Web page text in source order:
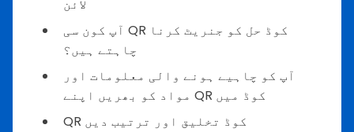
لائن
آپ کون سی QR کوڈ حل کو جنریٹ کرنا
چاہتے ہیں؟
آپ کو چاہیے ہونے والی معلومات اور
مواد کو بھریں اپنے QR کوڈ میں
QR کوڈ تخلیق اور ترتیب دیں